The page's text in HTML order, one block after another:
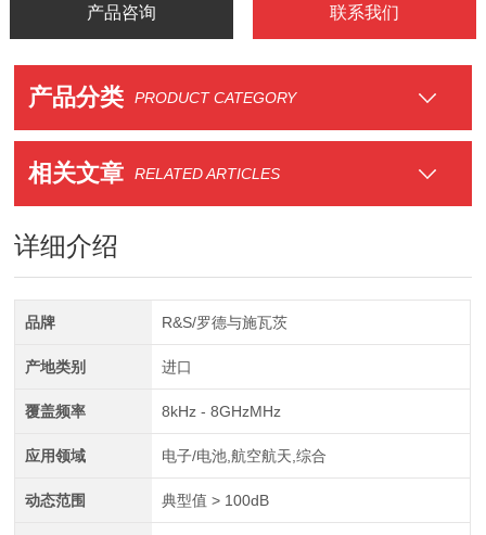
产品咨询 联系我们
产品分类 PRODUCT CATEGORY
相关文章 RELATED ARTICLES
详细介绍
品牌 R&S/罗德与施瓦茨
产地类别 进口
覆盖频率 8kHz - 8GHzMHz
应用领域 电子/电池,航空航天,综合
动态范围 典型值 > 100dB